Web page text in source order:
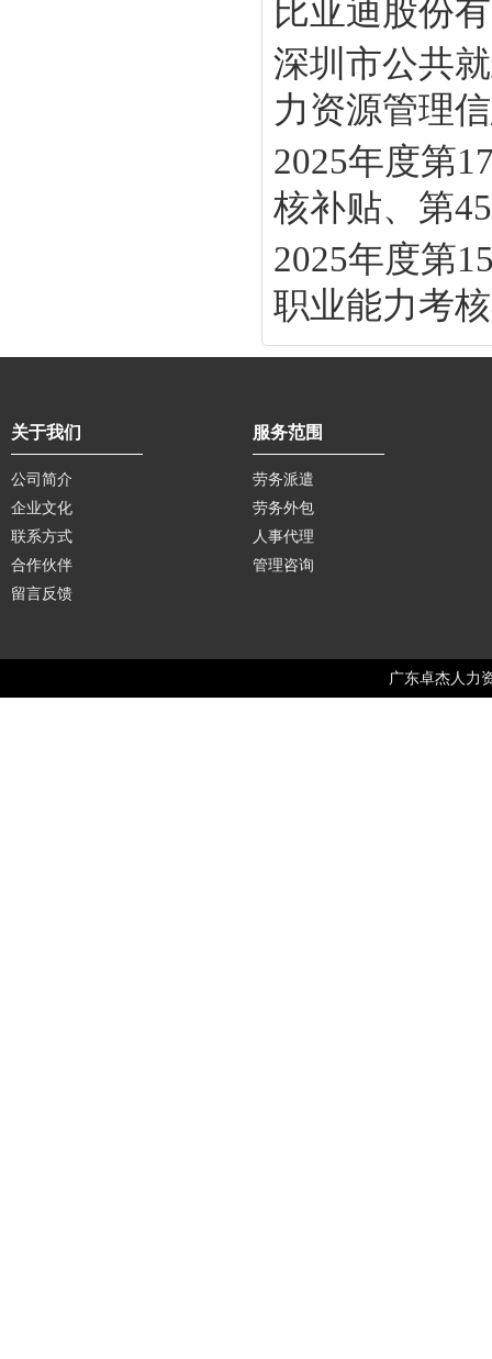
比亚迪股份
深圳市公共
力资源管理
2025年度第
核补贴、第
2025年度第
职业能力考
关于我们
公司简介
企业文化
联系方式
合作伙伴
留言反馈
服务范围
劳务派遣
劳务外包
人事代理
管理咨询
广东卓杰人力